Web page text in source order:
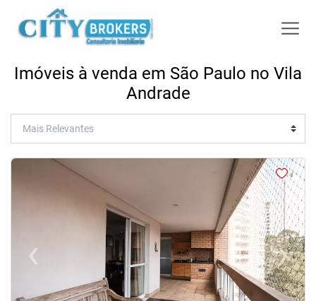
Imóveis à venda em São Paulo no Vila
Andrade
<
‹Previous ›Next